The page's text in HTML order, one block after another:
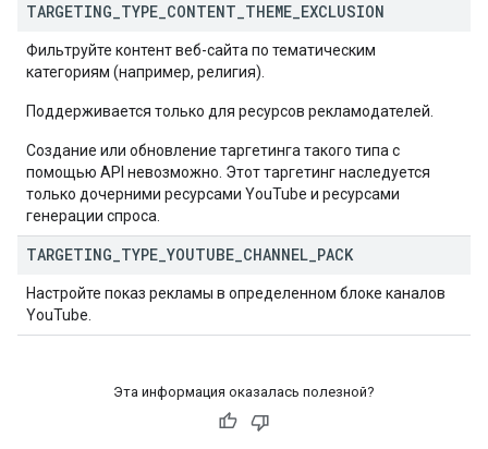
TARGETING TYPE CONTENT THEME EXCLUSION
Фильтруйте контент веб-сайта по тематическим
категориям (например, религия).
Поддерживается только для ресурсов рекламодателей.
Создание или обновление таргетинга такого типа с
помощью API невозможно. Этот таргетинг наследуется
только дочерними ресурсами YouTube и ресурсами
генерации спроса.
TARGETING TYPE YOUTUBE CHANNEL PACK
Настройте показ рекламы в определенном блоке каналов
YouTube.
Эта информация оказалась полезной?